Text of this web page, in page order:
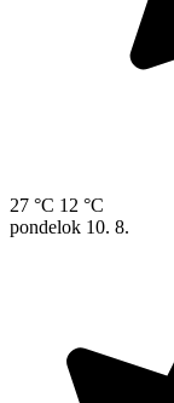
27 °C 12 °C
pondelok 10. 8.